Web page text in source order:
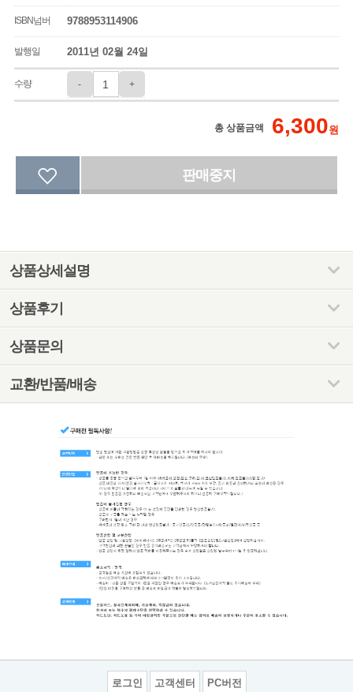
ISBN넘버 9788953114906
발행일 2011년 02월 24일
수량 - +
총 상품금액 6,300원
상품상세설명
상품후기
상품문의
교환/반품/배송
로그인 고객센터 PC버전